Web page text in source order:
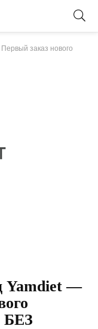
заказ нового
Yamdiet —
БЕЗ